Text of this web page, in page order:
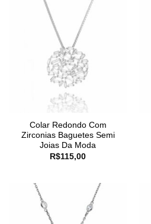
Colar Redondo Com
Zirconias Baguetes Semi
Joias Da Moda
R$115,00